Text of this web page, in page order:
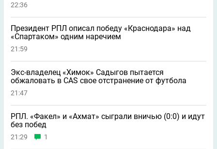
22:36
Президент РПЛ описал победу «Краснодара» над
«Спартаком» одним наречием
21:59
Экс-владелец «Химок» Садыгов пытается
обжаловать в CAS свое отстранение от футбола
21:47
РПЛ. «Факел» и «Ахмат» сыграли вничью (0:0) и идут
без побед
21:29 1